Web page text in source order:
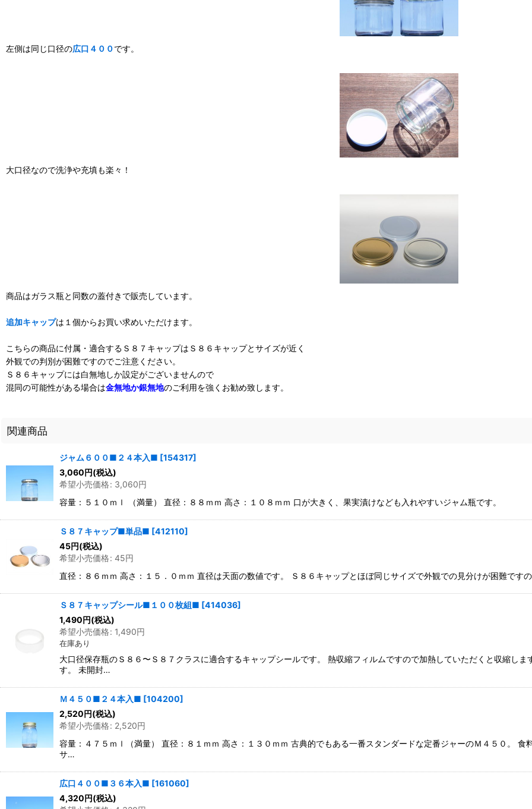
左側は同じ口径の広口４００です。
大口径なので洗浄や充填も楽々！
商品はガラス瓶と同数の蓋付きで販売しています。
追加キャップは１個からお買い求めいただけます。
こちらの商品に付属・適合するＳ８７キャップはＳ８６キャップとサイズが近く
外観での判別が困難ですのでご注意ください。
Ｓ８６キャップには白無地しか設定がございませんので
混同の可能性がある場合は金無地か銀無地のご利用を強くお勧め致します。
関連商品
ジャム６００■２４本入■ [154317]
3,060円(税込)
希望小売価格: 3,060円
容量：５１０ｍｌ （満量） 直径：８８ｍｍ 高さ：１０８ｍｍ 口が大きく、果実漬けなども入れやすいジャム瓶です。
Ｓ８７キャップ■単品■ [412110]
45円(税込)
希望小売価格: 45円
直径：８６ｍｍ 高さ：１５．０ｍｍ 直径は天面の数値です。 Ｓ８６キャップとほぼ同じサイズで外観での見分けが困難で
Ｓ８７キャップシール■１００枚組■ [414036]
1,490円(税込)
希望小売価格: 1,490円
在庫あり
大口径保存瓶のＳ８６〜Ｓ８７クラスに適合するキャップシールです。 熱収縮フィルムですので加熱していただくと収縮し
す。 未開封…
Ｍ４５０■２４本入■ [104200]
2,520円(税込)
希望小売価格: 2,520円
容量：４７５ｍｌ（満量） 直径：８１ｍｍ 高さ：１３０ｍｍ 古典的でもある一番スタンダードな定番ジャーのＭ４５０。
サ…
広口４００■３６本入■ [161060]
4,320円(税込)